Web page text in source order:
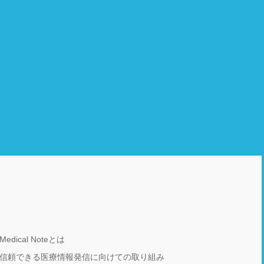
Medical Noteとは
信頼できる医療情報発信に向けての取り組み